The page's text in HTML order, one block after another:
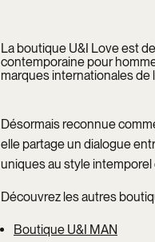
La boutique U&I Love est
contemporaine pour
marques internationales de
Désormais reconnue
elle partage un dialogue
uniques au style intemporel
Découvrez les autres
Boutique U&I MAN